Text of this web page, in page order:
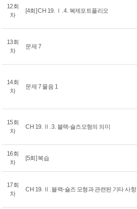
12회
차
[4회] CH 19. Ⅰ. 4. 복제포트폴리오
13회
차
문제 7
14회
차
문제 7 물음 1
15회
차
CH 19. Ⅱ. 3. 블랙-숄즈모형의 의미
16회
차
[5회] 복습
17회
차
CH 19. Ⅱ. 블랙-숄즈 모형과 관련된 기타 사항